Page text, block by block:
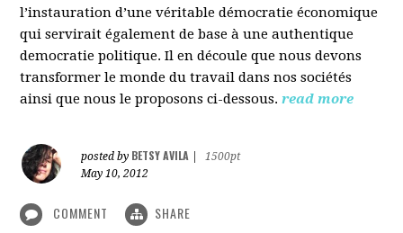
l’instauration d’une véritable démocratie économique
qui servirait également de base à une authentique
democratie politique. Il en découle que nous devons
transformer le monde du travail dans nos sociétés
ainsi que nous le proposons ci-dessous. read more
posted by BETSY AVILA
1500pt
May 10, 2012
COMMENT SHARE